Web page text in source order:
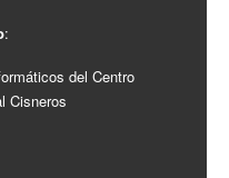
:
del Centro
Cisneros